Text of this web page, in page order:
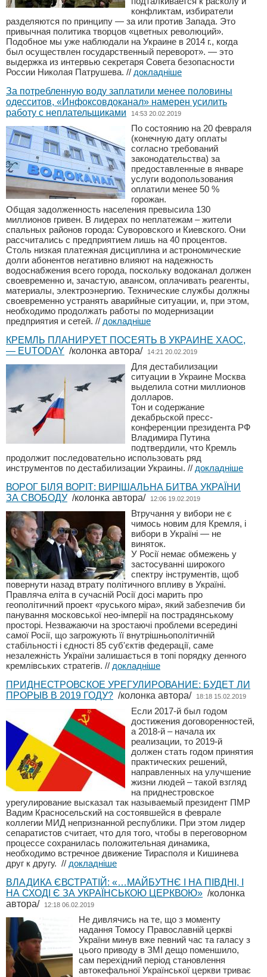
конфликтам, избиратели
разделяются по принципу — за или против Запада. Это
привычная политика творцов «цветных революций».
Подобное мы уже наблюдали на Украине в 2014 г., когда
был осуществлен государственный переворот». — это
выдержка из интервью секретаря Совета безопасности
России Николая Патрушева. // докладніше
За потребленную воду заплатили менее половины
одесситов, «Инфоксовдоканал» намерен усилить
работу с неплательщиками
14:53 20.02.2019
По состоянию на 20 февраля
(конечную дату оплаты
согласно требований
законодательства) за
предоставленные в январе
услуги водопользования
оплатили менее 50 %
горожан.
Общая задолженность населения превысила 130
миллионов гривен. В лидерах по неплатежам – жители
спальных районов города: Суворовского и Киевского. Они
рассчитались с предприятием лишь на 40 процентов.
Столь низкая платежная дисциплина и астрономические
долги абонентов негативно влияют на надежность
водоснабжения всего города, поскольку водоканал должен
своевременно и, зачастую, авансом, оплачивать реагенты,
материалы, электроэнергию. Технические службы должны
своевременно устранять аварийные ситуации, и, при этом,
необходимо продолжать работы по модернизации
предприятия и сетей. // докладніше
КРЕМЛЬ ПЛАНИРУЕТ ПОСЕЯТЬ В УКРАИНЕ ХАОС,
— EUTODAY /колонка автора/ 14:21 20.02.2019
Для дестабилизации
ситуации в Украине Москва
выделила сотни миллионов
долларов.
Тон и содержание
декабрьской пресс-
конференции президента РФ
Владимира Путина
подтвердили, что Кремль
продолжит последовательно использовать ряд
инструментов по дестабилизации Украины. // докладніше
ВОРОГ БІЛЯ ВОРІТ: ВИРІШАЛЬНА БИТВА УКРАЇНИ
ЗА СВОБОДУ /колонка автора/ 12:06 19.02.2019
Втручання у вибори не є
чимось новим для Кремля, і
вибори в Україні — не
виняток.
У Росії немає обмежень у
застосуванні широкого
спектру інструментів, щоб
повернути назад втрату політичного впливу в Україні.
Правляча еліта в сучасній Росії досі марить про
геополітичний проект «руського міра», який забезпечив би
панування московської нео-імперії на пострадянському
просторі. Незважаючи на зростаючі проблеми всередині
самої Росії, що загрожують її внутрішньополітичній
стабільності і єдності 85 суб'єктів федерації, саме
незалежність України залишається в топі порядку денного
кремлівських стратегів. // докладніше
ПРИДНЕСТРОВСКОЕ УРЕГУЛИРОВАНИЕ: БУДЕТ ЛИ
ПРОРЫВ В 2019 ГОДУ? /колонка автора/ 18:18 15.02.2019
Если 2017-й был годом
достижения договоренностей,
а 2018-й – начала их
реализации, то 2019-й
должен стать годом принятия
практических решений,
направленных на улучшение
жизни людей – такой взгляд
на приднестровское
урегулирование высказал так называемый президент ПМР
Вадим Красносельский на состоявшейся в феврале
коллегии МИД непризнанной республики. При этом лидер
сепаратистов считает, что для того, чтобы в переговорном
процессе сохранилась положительная динамика,
необходимо встречное движение Тирасполя и Кишинева
друг к другу. // докладніше
ВЛАДИКА ЄВСТРАТІЙ: «…МАЙБУТНЄ І НА ПІВДНІ, І
НА СХОДІ Є ЗА УКРАЇНСЬКОЮ ЦЕРКВОЮ» /колонка
автора/
12:18 06.02.2019
Не дивлячись на те, що з моменту
надання Томосу Православній церкві
України минув вже певний час та галасу з
цього приводу в ЗМІ дещо поменшило,
сам перехідний період становлення
автокефальної Української церкви триває